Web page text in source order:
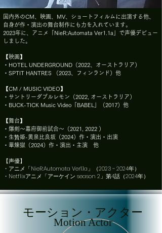
国内外のCM、映画、MV、ショートフィルムに出演する他、
自身が作・演出の舞台制作にも力を入れています。
​2023年に、アニメ「NieR:Automata Ver1.1a」で声優デビュー
しました。
【映画】
・HOTEL UNDERGROUND（2022、オーストラリア）
・SPTIT HANTRES （2023、フィンランド）他
【CM / MUSIC VIDEO】
・サントリーダブルレモン（2022, オーストラリア）
・BUCK-TICK Music Video「BABEL」（2017）他
【舞台】
・爆剣〜幕府御前試合〜（2021, 2022 ）
・生贄姫-黄泉比良坂（2024）作・演出・出演
・華煉獄（2024）作・演出・主演 他
【声優】
・アニメ「NieR:Automata Ver1.1a」（2023 ~ 2024年）
・Netflixアニメ「アーケイン season 2」第4話（2024年）
モーション・アクター
Motion Actor